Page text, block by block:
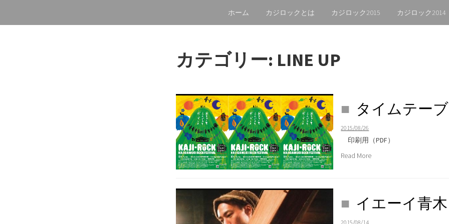
ホーム カジロックとは カジロック2015 カジロック2014
content
カテゴリー: LINE UP
タイムテー
2015/08/26
印刷用（PDF）
Read More
イエーイ青木
2015/08/14